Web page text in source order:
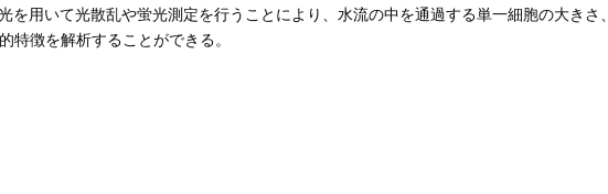
を用いて光散乱や蛍光測定を行うことにより、水流の中を通過する単一細胞の大きさ、
特徴を解析することができる。